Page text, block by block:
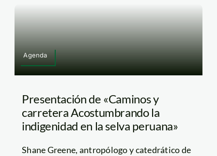
Agenda
Presentación de «Caminos y
carretera Acostumbrando la
indigenidad en la selva peruana»
Shane Greene, antropólogo y catedrático de